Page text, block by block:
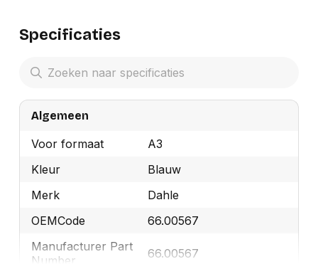
Specificaties
Algemeen
Voor formaat
A3
Kleur
Blauw
Merk
Dahle
OEMCode
66.00567
Manufacturer Part
Number
66.00567